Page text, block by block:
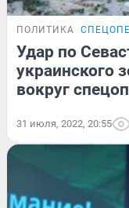
ПОЛИТИКА
Удар по
украинского
вокруг
31 июля, 2022, 20:55